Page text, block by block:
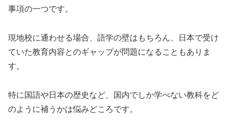
事項の一つです。
現地校に通わせる場合、語学の壁はもちろん、日本で受け
ていた教育内容とのギャップが問題になることもありま
す。
特に国語や日本の歴史など、国内でしか学べない教科をど
のように補うかは悩みどころです。